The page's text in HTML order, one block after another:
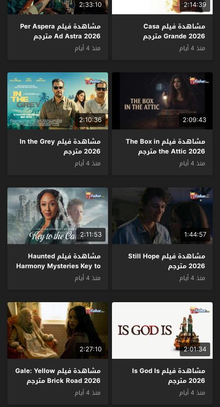
2:14:39
مشاهدة فيلم Casa
Grande 2026 مترجم
منذ 4 أيام
2:33:10
مشاهدة فيلم Per Aspera
Ad Astra 2026 مترجم
منذ 4 أيام
2:09:43
مشاهدة فيلم The Box in
the Attic 2026 مترجم
منذ 4 أيام
2:10:36
مشاهدة فيلم In the Grey
2026 مترجم
منذ 4 أيام
1:44:57
مشاهدة فيلم Still Hope
2026 مترجم
منذ 4 أيام
2:11:53
مشاهدة فيلم Haunted
Harmony Mysteries Key to
the Castle 2026 مترجم
منذ 4 أيام
2:01:34
مشاهدة فيلم Is God Is
2026 مترجم
منذ 4 أيام
2:27:10
مشاهدة فيلم Gale: Yellow
Brick Road 2026 مترجم
منذ 4 أيام